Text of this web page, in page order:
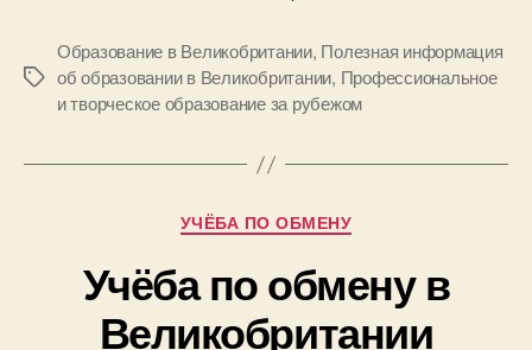
Метки
Образование в Великобритании, Полезная информация
об образовании в Великобритании, Профессиональное
и творческое образование за рубежом
Рубрики
УЧЁБА ПО ОБМЕНУ
Учёба по обмену в
Великобритании